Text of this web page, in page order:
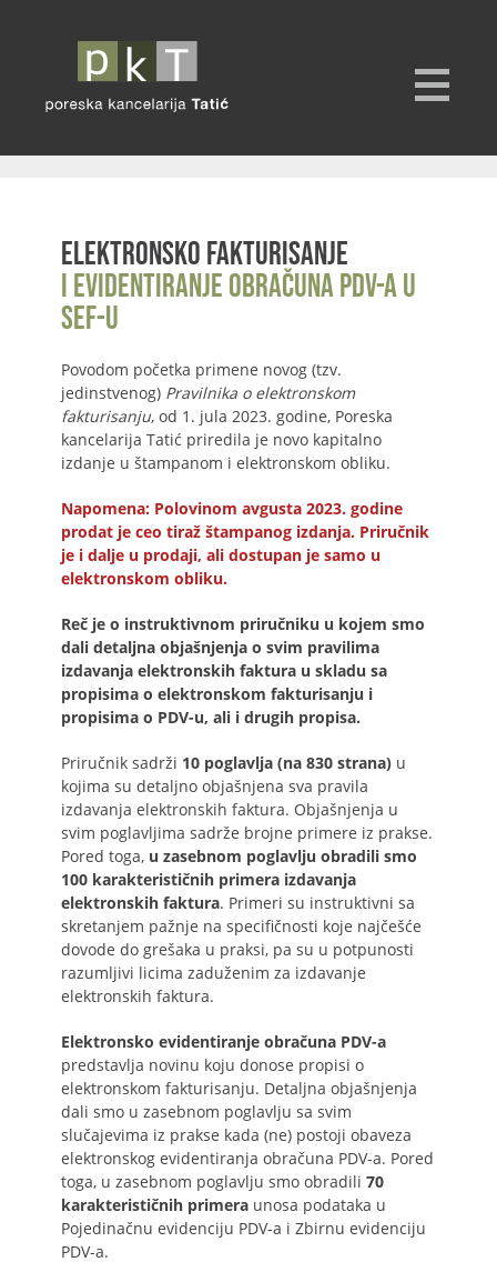
Elektronsko fakturisanje
i evidentiranje obračuna PDV-a u
SEF-u
Povodom početka primene novog (tzv.
jedinstvenog) Pravilnika o elektronskom
fakturisanju, od 1. jula 2023. godine, Poreska
kancelarija Tatić priredila je novo kapitalno
izdanje u štampanom i elektronskom obliku.
Napomena: Polovinom avgusta 2023. godine
prodat je ceo tiraž štampanog izdanja. Priručnik
je i dalje u prodaji, ali dostupan je samo u
elektronskom obliku.
Reč je o instruktivnom priručniku u kojem smo
dali detaljna objašnjenja o svim pravilima
izdavanja elektronskih faktura u skladu sa
propisima o elektronskom fakturisanju i
propisima o PDV-u, ali i drugih propisa.
Priručnik sadrži 10 poglavlja (na 830 strana) u
kojima su detaljno objašnjena sva pravila
izdavanja elektronskih faktura. Objašnjenja u
svim poglavljima sadrže brojne primere iz prakse.
Pored toga, u zasebnom poglavlju obradili smo
100 karakterističnih primera izdavanja
elektronskih faktura. Primeri su instruktivni sa
skretanjem pažnje na specifičnosti koje najčešće
dovode do grešaka u praksi, pa su u potpunosti
razumljivi licima zaduženim za izdavanje
elektronskih faktura.
Elektronsko evidentiranje obračuna PDV-a
predstavlja novinu koju donose propisi o
elektronskom fakturisanju. Detaljna objašnjenja
dali smo u zasebnom poglavlju sa svim
slučajevima iz prakse kada (ne) postoji obaveza
elektronskog evidentiranja obračuna PDV-a. Pored
toga, u zasebnom poglavlju smo obradili 70
karakterističnih primera unosa podataka u
Pojedinačnu evidenciju PDV-a i Zbirnu evidenciju
PDV-a.